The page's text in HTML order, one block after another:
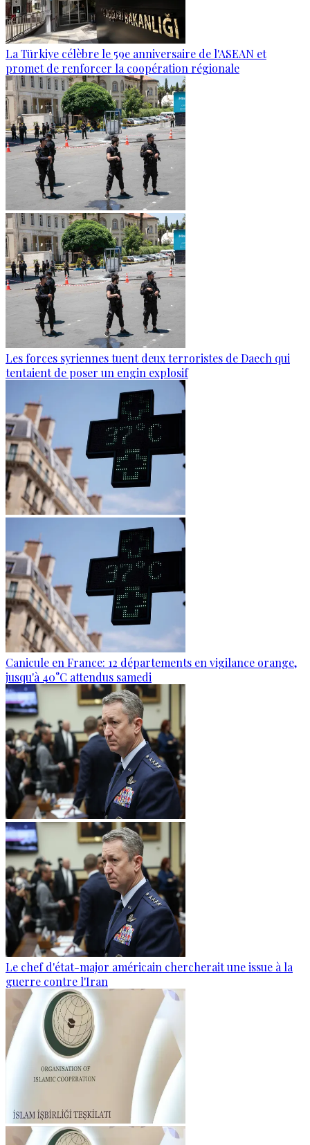
La Türkiye célèbre le 59e anniversaire de l'ASEAN et
promet de renforcer la coopération régionale
Les forces syriennes tuent deux terroristes de Daech qui
tentaient de poser un engin explosif
Canicule en France: 12 départements en vigilance orange,
jusqu'à 40°C attendus samedi
Le chef d'état-major américain chercherait une issue à la
guerre contre l'Iran